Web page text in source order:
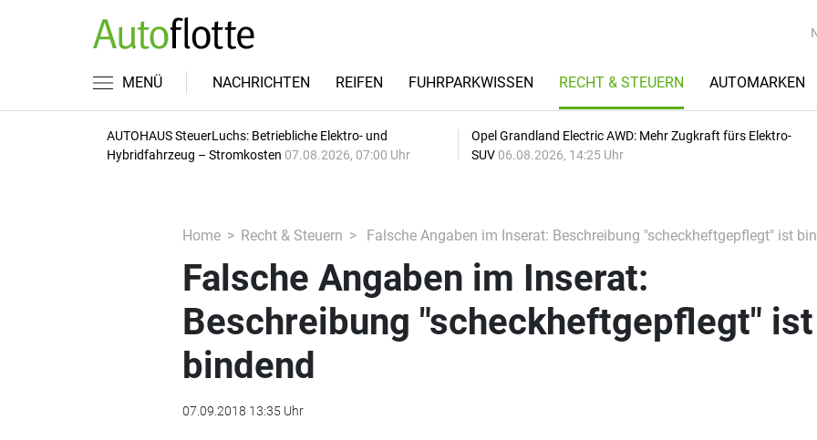
MENÜ NACHRICHTEN REIFEN FUHRPARKWISSEN RECHT & STEUERN AUTOMARKEN
AUTOHAUS SteuerLuchs: Betriebliche Elektro- und
Hybridfahrzeug – Stromkosten 07.08.2026, 07:00 Uhr
Opel Grandland Electric AWD: Mehr Zugkraft fürs Elektro-
SUV 06.08.2026, 14:25 Uhr
Home Recht & Steuern Falsche Angaben im Inserat: Beschreibung "scheckheftgepflegt" ist
Falsche Angaben im Inserat:
Beschreibung "scheckheftgepflegt" ist
bindend
07.09.2018 13:35 Uhr